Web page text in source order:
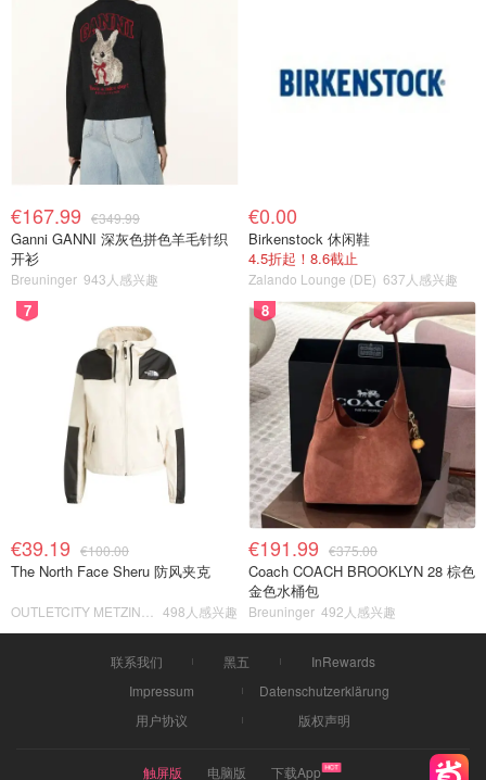
€167.99 €349.99
Ganni GANNI 深灰色拼色羊毛针织
开衫
Breuninger 943人感兴趣
€0.00
Birkenstock 休闲鞋
4.5折起！8.6截止
Zalando Lounge (DE) 637人感兴趣
7
€39.19 €100.00
The North Face Sheru 防风夹克
498人感兴趣
8
€191.99 €375.00
Coach COACH BROOKLYN 28 棕色
金色水桶包
Breuninger 492人感兴趣
联系我们 黑五
InRewards
Impressum
Datenschutzerklärung
用户协议
版权声明
触屏版 电脑版 下载App